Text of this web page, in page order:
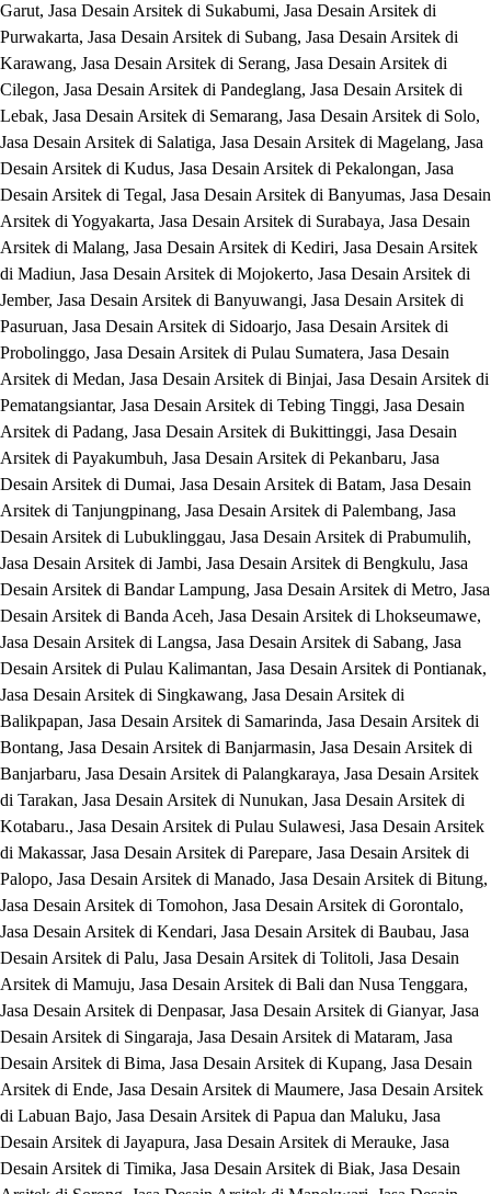
Garut, Jasa Desain Arsitek di Sukabumi, Jasa Desain Arsitek di
Purwakarta, Jasa Desain Arsitek di Subang, Jasa Desain Arsitek di
Karawang, Jasa Desain Arsitek di Serang, Jasa Desain Arsitek di
Cilegon, Jasa Desain Arsitek di Pandeglang, Jasa Desain Arsitek di
Lebak, Jasa Desain Arsitek di Semarang, Jasa Desain Arsitek di Solo,
Jasa Desain Arsitek di Salatiga, Jasa Desain Arsitek di Magelang, Jasa
Desain Arsitek di Kudus, Jasa Desain Arsitek di Pekalongan, Jasa
Desain Arsitek di Tegal, Jasa Desain Arsitek di Banyumas, Jasa Desain
Arsitek di Yogyakarta, Jasa Desain Arsitek di Surabaya, Jasa Desain
Arsitek di Malang, Jasa Desain Arsitek di Kediri, Jasa Desain Arsitek
di Madiun, Jasa Desain Arsitek di Mojokerto, Jasa Desain Arsitek di
Jember, Jasa Desain Arsitek di Banyuwangi, Jasa Desain Arsitek di
Pasuruan, Jasa Desain Arsitek di Sidoarjo, Jasa Desain Arsitek di
Probolinggo, Jasa Desain Arsitek di Pulau Sumatera, Jasa Desain
Arsitek di Medan, Jasa Desain Arsitek di Binjai, Jasa Desain Arsitek di
Pematangsiantar, Jasa Desain Arsitek di Tebing Tinggi, Jasa Desain
Arsitek di Padang, Jasa Desain Arsitek di Bukittinggi, Jasa Desain
Arsitek di Payakumbuh, Jasa Desain Arsitek di Pekanbaru, Jasa
Desain Arsitek di Dumai, Jasa Desain Arsitek di Batam, Jasa Desain
Arsitek di Tanjungpinang, Jasa Desain Arsitek di Palembang, Jasa
Desain Arsitek di Lubuklinggau, Jasa Desain Arsitek di Prabumulih,
Jasa Desain Arsitek di Jambi, Jasa Desain Arsitek di Bengkulu, Jasa
Desain Arsitek di Bandar Lampung, Jasa Desain Arsitek di Metro, Jasa
Desain Arsitek di Banda Aceh, Jasa Desain Arsitek di Lhokseumawe,
Jasa Desain Arsitek di Langsa, Jasa Desain Arsitek di Sabang, Jasa
Desain Arsitek di Pulau Kalimantan, Jasa Desain Arsitek di Pontianak,
Jasa Desain Arsitek di Singkawang, Jasa Desain Arsitek di
Balikpapan, Jasa Desain Arsitek di Samarinda, Jasa Desain Arsitek di
Bontang, Jasa Desain Arsitek di Banjarmasin, Jasa Desain Arsitek di
Banjarbaru, Jasa Desain Arsitek di Palangkaraya, Jasa Desain Arsitek
di Tarakan, Jasa Desain Arsitek di Nunukan, Jasa Desain Arsitek di
Kotabaru., Jasa Desain Arsitek di Pulau Sulawesi, Jasa Desain Arsitek
di Makassar, Jasa Desain Arsitek di Parepare, Jasa Desain Arsitek di
Palopo, Jasa Desain Arsitek di Manado, Jasa Desain Arsitek di Bitung,
Jasa Desain Arsitek di Tomohon, Jasa Desain Arsitek di Gorontalo,
Jasa Desain Arsitek di Kendari, Jasa Desain Arsitek di Baubau, Jasa
Desain Arsitek di Palu, Jasa Desain Arsitek di Tolitoli, Jasa Desain
Arsitek di Mamuju, Jasa Desain Arsitek di Bali dan Nusa Tenggara,
Jasa Desain Arsitek di Denpasar, Jasa Desain Arsitek di Gianyar, Jasa
Desain Arsitek di Singaraja, Jasa Desain Arsitek di Mataram, Jasa
Desain Arsitek di Bima, Jasa Desain Arsitek di Kupang, Jasa Desain
Arsitek di Ende, Jasa Desain Arsitek di Maumere, Jasa Desain Arsitek
di Labuan Bajo, Jasa Desain Arsitek di Papua dan Maluku, Jasa
Desain Arsitek di Jayapura, Jasa Desain Arsitek di Merauke, Jasa
Desain Arsitek di Timika, Jasa Desain Arsitek di Biak, Jasa Desain